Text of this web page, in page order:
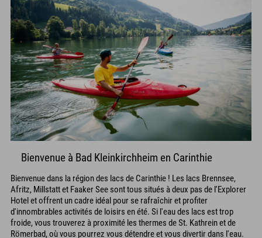
Bienvenue à Bad Kleinkirchheim en Carinthie
Bienvenue dans la région des lacs de Carinthie ! Les lacs Brennsee,
Afritz, Millstatt et Faaker See sont tous situés à deux pas de l'Explorer
Hotel et offrent un cadre idéal pour se rafraîchir et profiter
d'innombrables activités de loisirs en été. Si l'eau des lacs est trop
froide, vous trouverez à proximité les thermes de St. Kathrein et de
Römerbad, où vous pourrez vous détendre et vous divertir dans l'eau.